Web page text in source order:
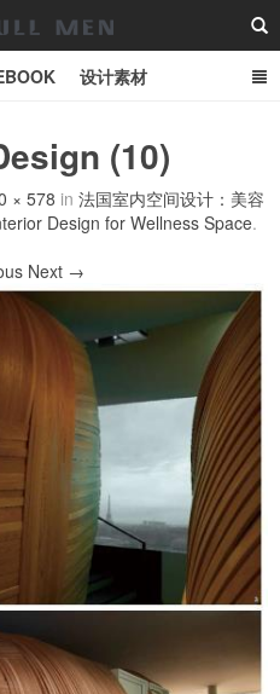
斗牛士
设计素材
(10)
× 578 in 法国室内空间设计：美容
Design for Wellness Space.
Next →